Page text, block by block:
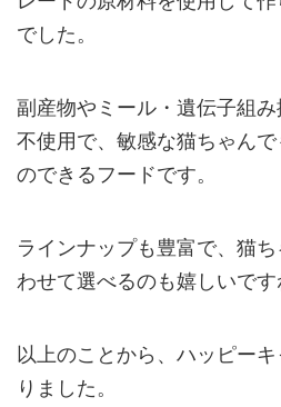
でした。
副産物やミール・遺伝子組
不使用で、敏感な猫ちゃん
のできるフードです。
ラインナップも豊富で、猫
わせて選べるのも嬉しいです
以上のことから、ハッピー
りました。